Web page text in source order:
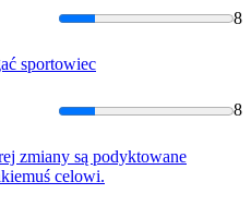
8
sportowiec
8
zmiany są podyktowane
celowi.